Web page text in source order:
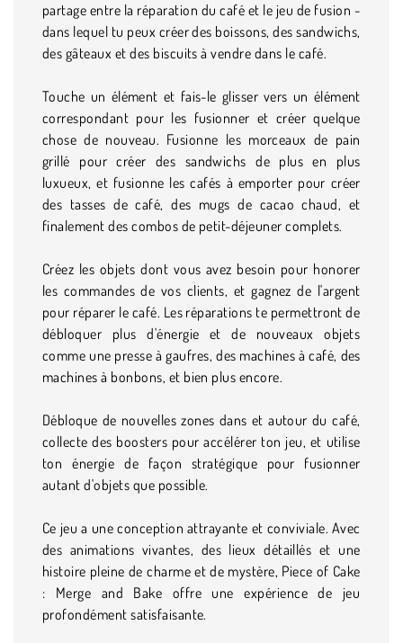
partage entre la réparation du café et le jeu de fusion -
dans lequel tu peux créer des boissons, des sandwichs,
des gâteaux et des biscuits à vendre dans le café.
Touche un élément et fais-le glisser vers un élément
correspondant pour les fusionner et créer quelque
chose de nouveau. Fusionne les morceaux de pain
grillé pour créer des sandwichs de plus en plus
luxueux, et fusionne les cafés à emporter pour créer
des tasses de café, des mugs de cacao chaud, et
finalement des combos de petit-déjeuner complets.
Créez les objets dont vous avez besoin pour honorer
les commandes de vos clients, et gagnez de l'argent
pour réparer le café. Les réparations te permettront de
débloquer plus d'énergie et de nouveaux objets
comme une presse à gaufres, des machines à café, des
machines à bonbons, et bien plus encore.
Débloque de nouvelles zones dans et autour du café,
collecte des boosters pour accélérer ton jeu, et utilise
ton énergie de façon stratégique pour fusionner
autant d'objets que possible.
Ce jeu a une conception attrayante et conviviale. Avec
des animations vivantes, des lieux détaillés et une
histoire pleine de charme et de mystère, Piece of Cake
: Merge and Bake offre une expérience de jeu
profondément satisfaisante.